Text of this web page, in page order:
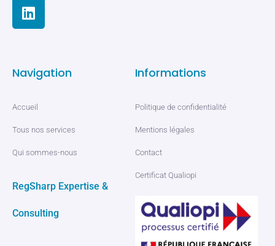
Navigation
Accueil
Tous nos services
Qui sommes-nous
RegSharp Expertise &
Consulting
Informations
Politique de confidentialité
Mentions légales
Contact
Certificat Qualiopi